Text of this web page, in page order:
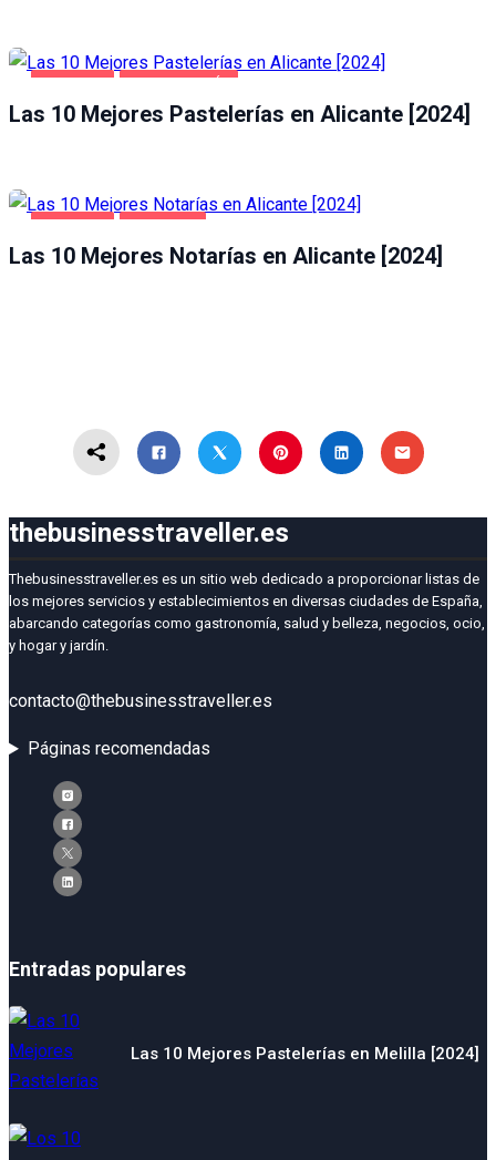
Las 10 Mejores Pastelerías en Alicante [2024]
Las 10 Mejores Notarías en Alicante [2024]
thebusinesstraveller.es
Thebusinesstraveller.es es un sitio web dedicado a proporcionar listas de
los mejores servicios y establecimientos en diversas ciudades de España,
abarcando categorías como gastronomía, salud y belleza, negocios, ocio,
y hogar y jardín.
contacto@thebusinesstraveller.es
Páginas recomendadas
Entradas populares
Las 10 Mejores Pastelerías en Melilla [2024]